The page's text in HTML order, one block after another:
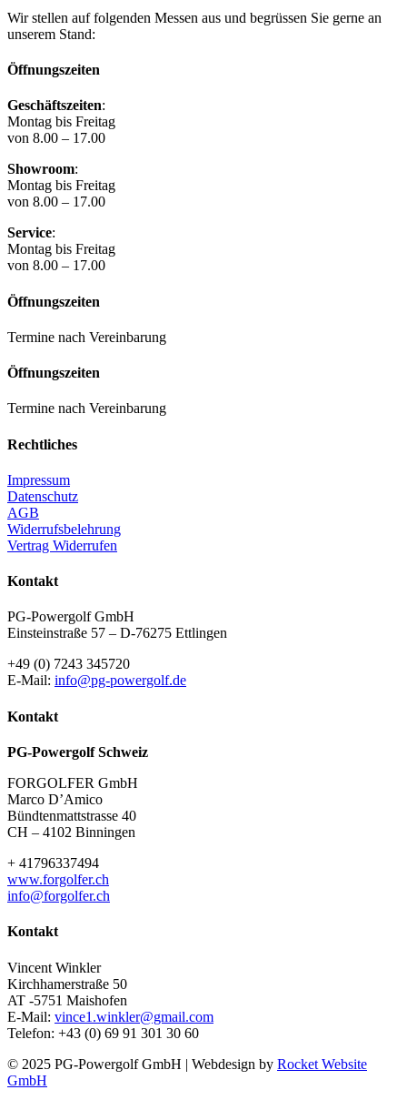
Wir stellen auf folgenden Messen aus und begrüssen Sie gerne an
unserem Stand:
Öffnungszeiten
Geschäftszeiten:
Montag bis Freitag
von 8.00 – 17.00
Showroom:
Montag bis Freitag
von 8.00 – 17.00
Service:
Montag bis Freitag
von 8.00 – 17.00
Öffnungszeiten
Termine nach Vereinbarung
Öffnungszeiten
Termine nach Vereinbarung
Rechtliches
Impressum
Datenschutz
AGB
Widerrufsbelehrung
Vertrag Widerrufen
Kontakt
PG-Powergolf GmbH
Einsteinstraße 57 – D-76275 Ettlingen
+49 (0) 7243 345720
E-Mail: info@pg-powergolf.de
Kontakt
PG-Powergolf Schweiz
FORGOLFER GmbH
Marco D’Amico
Bündtenmattstrasse 40
CH – 4102 Binningen
+ 41796337494
www.forgolfer.ch
info@forgolfer.ch
Kontakt
Vincent Winkler
Kirchhamerstraße 50
AT -5751 Maishofen
E-Mail: vince1.winkler@gmail.com
Telefon: +43 (0) 69 91 301 30 60
© 2025 PG-Powergolf GmbH | Webdesign by Rocket Website
GmbH